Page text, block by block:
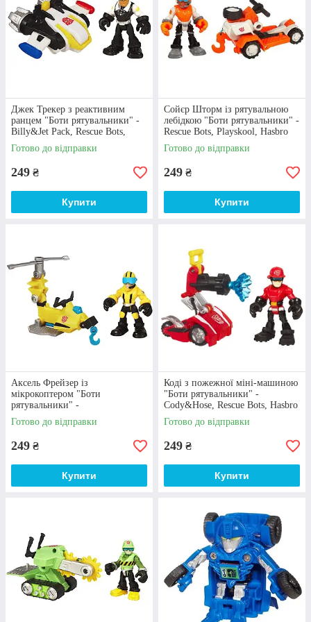
Виробник
продукцію по всьому світу. Hasbro Industries Inc.
є однією з найбільших та найпотужніших
компаній, що має значний досвід роботи на
міжнародному ринку і користується довірою
споживачів.
Матеріал
Надійний та міцний пластик, якісне виконання,
відмінна деталізація – це все про іграшки
Hasbro. Купити роботи трансформери hasbro
оптимус прайм чи іншу модель від даного
функціональність, продуманий фірмовий
дизайн та презентабельний зовнішній вигляд.
Дитина буде в захваті!
Різноманітність
"Azolla" постійно розширює власний
асортимент та закуповує численні варіації
іграшок різного сюжету. У нас є моделі різних
серій із зображенням персонажів з мультсеріалу
«Трансформери: Боти-рятувальники»,
«Трансфомери: Кібертрон» та інші герої
Джек Трекер з реактивним
ранцем "Боти рятувальники" -
Billy&Jet Pack, Rescue Bots,
Hasbro
Готово до відправки
249 ₴
Купити
Сойєр Шторм із рятувальною
лебідкою "Боти рятувальники" -
Rescue Bots, Playskool, Hasbro
Готово до відправки
249 ₴
Купити
Аксель Фрейзер із
мікрокоптером "Боти
рятувальники" -
Axel&Microcopter, Rescue Bots,
Hasbro
Готово до відправки
249 ₴
Купити
Коді з пожежної міні-машиною
"Боти рятувальники" -
Cody&Hose, Rescue Bots, Hasbro
Готово до відправки
249 ₴
Купити